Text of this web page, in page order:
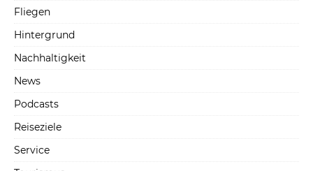
Fliegen
Hintergrund
Nachhaltigkeit
News
Podcasts
Reiseziele
Service